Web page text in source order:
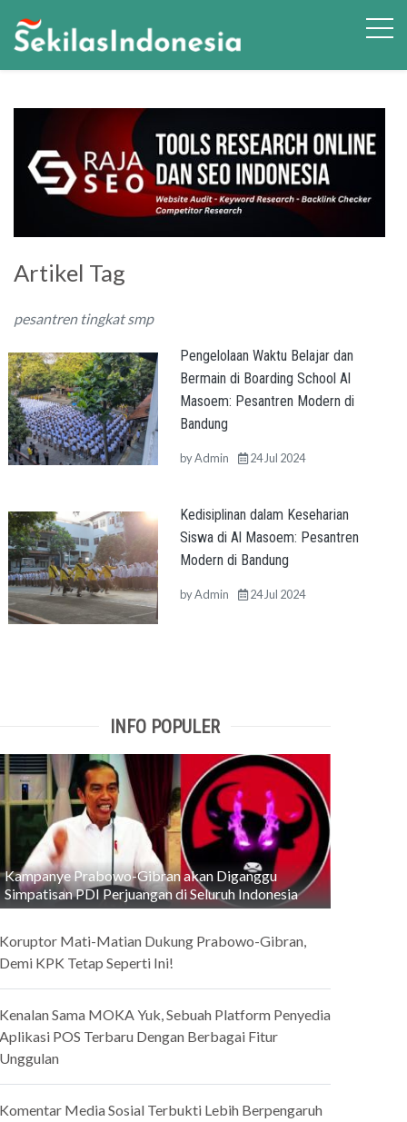
Artikel Tag
pesantren tingkat smp
Pengelolaan Waktu Belajar dan
Bermain di Boarding School Al
Masoem: Pesantren Modern di
Bandung
byAdmin 24 Jul 2024
Kedisiplinan dalam Keseharian
Siswa di Al Masoem: Pesantren
Modern di Bandung
byAdmin 24 Jul 2024
INFO POPULER
Kampanye Prabowo-Gibran akan Diganggu
Simpatisan PDI Perjuangan di Seluruh Indonesia
Mati-Matian Dukung Prabowo-Gibran,
KPK Tetap Seperti Ini!
Sama MOKA Yuk, Sebuah Platform Penyedia
POS Terbaru Dengan Berbagai Fitur
Media Sosial Terbukti Lebih Berpengaruh